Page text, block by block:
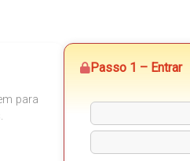
para
Passo 1 – Entrar